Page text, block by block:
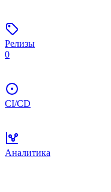
Релизы
0
CI/CD
Аналитика